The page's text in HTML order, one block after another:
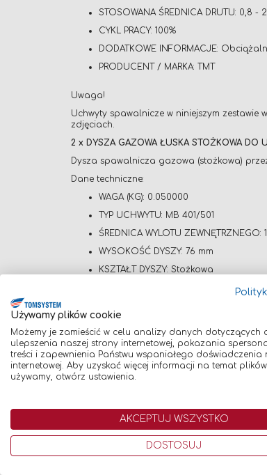
STOSOWANA ŚREDNICA DRUTU: 0,8 -
CYKL PRACY: 100%
DODATKOWE INFORMACJE:
PRODUCENT / MARKA: TMT
Uwaga!
Uchwyty spawalnicze w niniejszym
zdjęciach.
2 x DYSZA GAZOWA ŁUSKA STOŻKOWA DO
Dysza spawalnicza gazowa (stożkowa)
Dane techniczne:
WAGA (KG): 0.050000
TYP UCHWYTU: MB 401/501
ŚREDNICA WYLOTU ZEWNĘTRZNEGO:
WYSOKOŚĆ DYSZY: 76 mm
KSZTAŁT DYSZY: Stożkowa
4 x KOŃCÓWKA PRĄDOWA MB 401/501 (FI
Wysokiej jakości końcówka prądowa E-Cu
Dane techniczne:
ŚREDNICA: 1,2 mm
ZASTOSOWANIE: Prowadzenie
2 x ŁĄCZNIK PRĄDOWY DO UCHWYTU
Łącznik prądowy (gniazdo końcówki
Dane techniczne:
WAGA (KG): 0.011000
Używamy plików cookie
Możemy je zamieścić w celu analizy danych dotyczących
ulepszenia naszej strony internetowej, pokazania
treści i zapewnienia Państwu wspaniałego doświadczenia
internetowej. Aby uzyskać więcej informacji na temat
używamy, otwórz ustawienia.
AKCEPTUJ WSZYSTKO
DOSTOSUJ